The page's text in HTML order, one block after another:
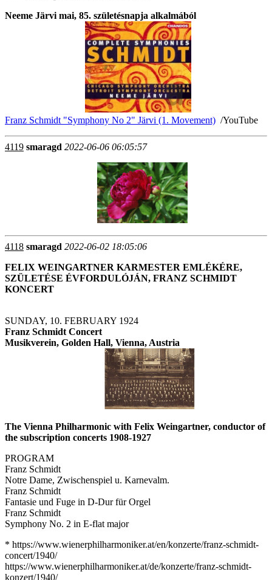
Neeme Järvi mai, 85. születésnapja alkalmából
Franz Schmidt "Symphony No 2" Järvi (1. Movement) /YouTube
4119 smaragd 2022-06-06 06:05:57
4118 smaragd 2022-06-02 18:05:06
FELIX WEINGARTNER KARMESTER EMLÉKÉRE,
SZÜLETÉSE ÉVFORDULÓJÁN, FRANZ SCHMIDT
KONCERT
SUNDAY, 10. FEBRUARY 1924
Franz Schmidt Concert
Musikverein, Golden Hall, Vienna, Austria
The Vienna Philharmonic with Felix Weingartner, conductor of
the subscription concerts 1908-1927
PROGRAM
Franz Schmidt
Notre Dame, Zwischenspiel u. Karnevalm.
Franz Schmidt
Fantasie und Fuge in D-Dur für Orgel
Franz Schmidt
Symphony No. 2 in E-flat major
* https://www.wienerphilharmoniker.at/en/konzerte/franz-schmidt-
concert/1940/
https://www.wienerphilharmoniker.at/de/konzerte/franz-schmidt-
konzert/1940/